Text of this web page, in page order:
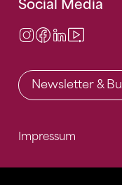
Social Media
Instagram
Facebook
LinkedIn
Newsletter &
Impressum